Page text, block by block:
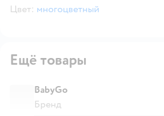
Цвет: многоцветный
Ещё товары
BabyGo
Бренд